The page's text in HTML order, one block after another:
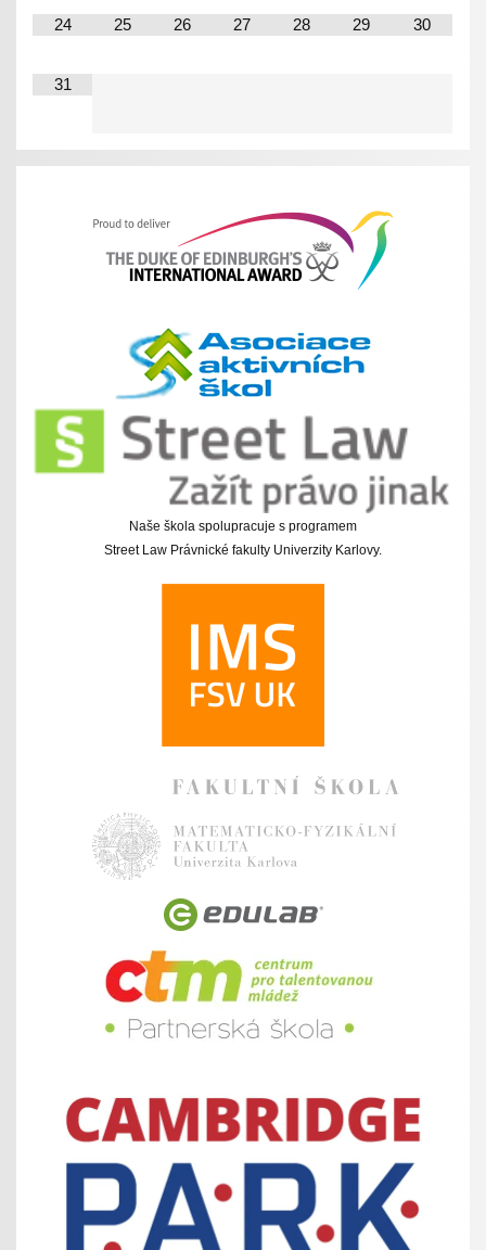
24 25 26 27 28 29 30
31
Naše škola spolupracuje s programem
Street Law Právnické fakulty Univerzity Karlovy.